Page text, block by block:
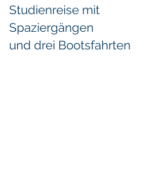
Studienreise mit
Spaziergängen
und drei Bootsfahrten